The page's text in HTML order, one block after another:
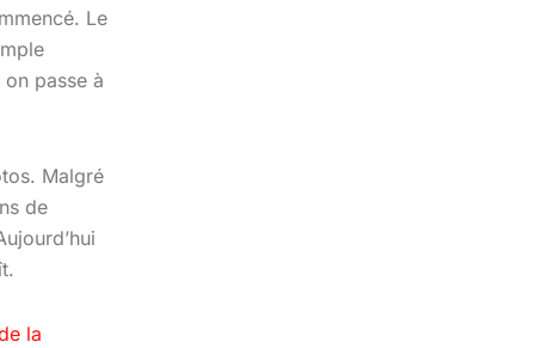
Le
passe à
Malgré
de
la